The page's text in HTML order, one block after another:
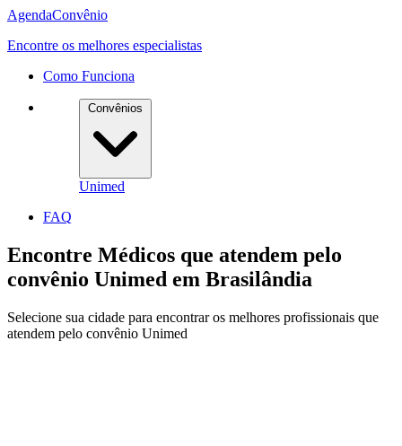
AgendaConvênio
Encontre os melhores especialistas
Como Funciona
Convênios
Unimed
FAQ
Encontre Médicos que atendem pelo
convênio Unimed em Brasilândia
Selecione sua cidade para encontrar os melhores profissionais que
atendem pelo convênio Unimed